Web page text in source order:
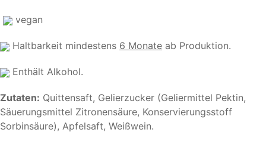
vegan
Haltbarkeit mindestens 6 Monate ab Produktion.
Enthält Alkohol.
Zutaten: Quittensaft, Gelierzucker (Geliermittel Pektin,
Säuerungsmittel Zitronensäure, Konservierungsstoff
Sorbinsäure), Apfelsaft, Weißwein.